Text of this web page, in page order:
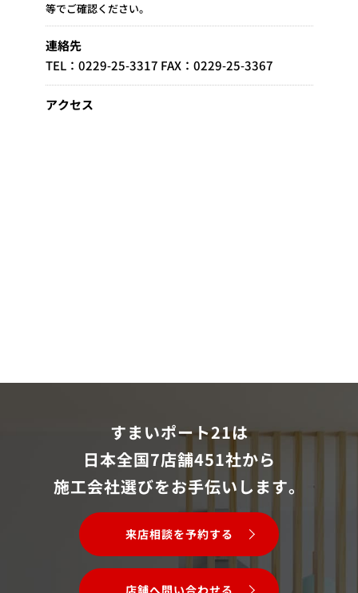
等でご確認ください。
連絡先
TEL：0229-25-3317 FAX：0229-25-3367
アクセス
すまいポート21は
日本全国7店舗451社から
施工会社選びをお手伝いします。
来店相談を予約する